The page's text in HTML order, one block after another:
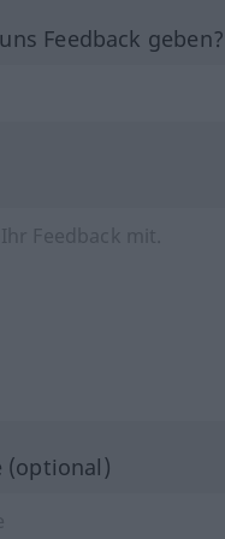
Feedback
(optional)